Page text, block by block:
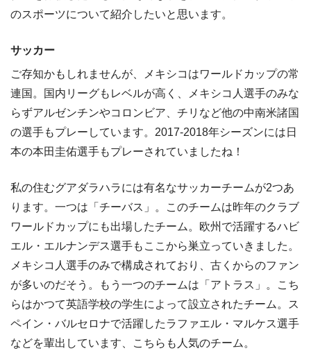
のスポーツについて紹介したいと思います。
サッカー
ご存知かもしれませんが、メキシコはワールドカップの常
連国。国内リーグもレベルが高く、メキシコ人選手のみな
らずアルゼンチンやコロンビア、チリなど他の中南米諸国
の選手もプレーしています。2017-2018年シーズンには日
本の本田圭佑選手もプレーされていましたね！
私の住むグアダラハラには有名なサッカーチームが2つあ
ります。一つは「チーバス」。このチームは昨年のクラブ
ワールドカップにも出場したチーム。欧州で活躍するハビ
エル・エルナンデス選手もここから巣立っていきました。
メキシコ人選手のみで構成されており、古くからのファン
が多いのだそう。もう一つのチームは「アトラス」。こち
らはかつて英語学校の学生によって設立されたチーム。ス
ペイン・バルセロナで活躍したラファエル・マルケス選手
などを輩出しています、こちらも人気のチーム。